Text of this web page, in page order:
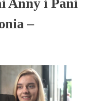
Anny i Pani
–